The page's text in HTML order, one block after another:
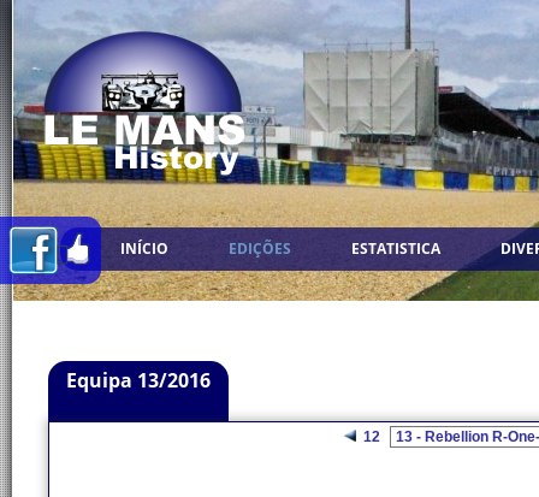
INÍCIO EDIÇÕES ESTATISTICA
Equipa 13/2016
12